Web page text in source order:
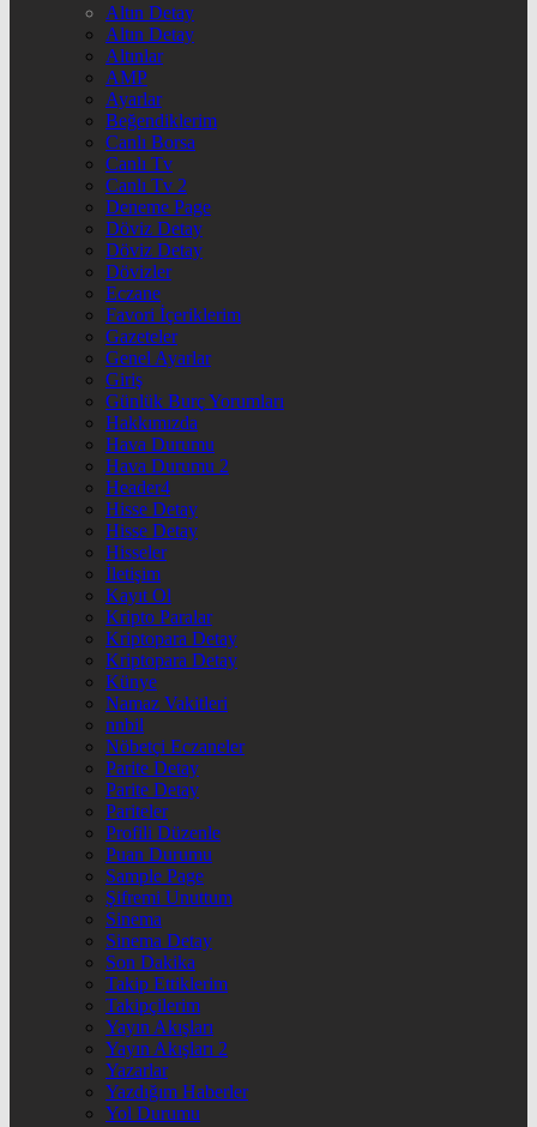
Altın Detay
Altın Detay
Altınlar
AMP
Ayarlar
Beğendiklerim
Canlı Borsa
Canlı Tv
Canlı Tv 2
Deneme Page
Döviz Detay
Döviz Detay
Dövizler
Eczane
Favori İçeriklerim
Gazeteler
Genel Ayarlar
Giriş
Günlük Burç Yorumları
Hakkımızda
Hava Durumu
Hava Durumu 2
Header4
Hisse Detay
Hisse Detay
Hisseler
İletişim
Kayıt Ol
Kripto Paralar
Kriptopara Detay
Kriptopara Detay
Künye
Namaz Vakitleri
nnbil
Nöbetçi Eczaneler
Parite Detay
Parite Detay
Pariteler
Profili Düzenle
Puan Durumu
Sample Page
Şifremi Unuttum
Sinema
Sinema Detay
Son Dakika
Takip Ettiklerim
Takipçilerim
Yayın Akışları
Yayın Akışları 2
Yazarlar
Yazdığım Haberler
Yol Durumu